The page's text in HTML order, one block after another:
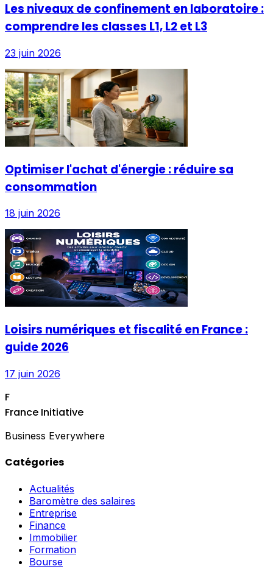
Les niveaux de confinement en laboratoire :
comprendre les classes L1, L2 et L3
23 juin 2026
Optimiser l'achat d'énergie : réduire sa
consommation
18 juin 2026
Loisirs numériques et fiscalité en France :
guide 2026
17 juin 2026
F
France Initiative
Business Everywhere
Catégories
Actualités
Baromètre des salaires
Entreprise
Finance
Immobilier
Formation
Bourse